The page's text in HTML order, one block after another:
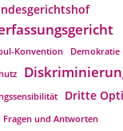
Konvention
Demokratie
Dritte
Fragen und Antworten